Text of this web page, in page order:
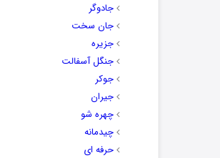
جادوگر
جان سخت
جزیره
جنگل آسفالت
جوکر
جیران
چهره شو
چیدمانه
حرفه ای